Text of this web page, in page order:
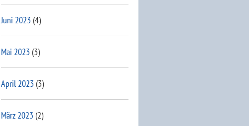
Juni 2023 (4)
Mai 2023 (3)
April 2023 (3)
März 2023 (2)